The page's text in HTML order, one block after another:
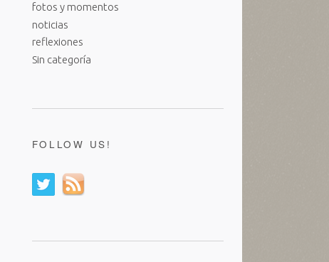
fotos y momentos
noticias
reflexiones
Sin categoría
FOLLOW US!